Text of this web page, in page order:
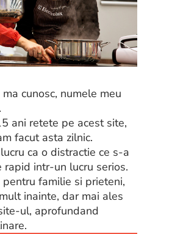
cunosc, numele meu
ani retete pe acest site,
facut asta zilnic.
ca o distractie ce s-a
intr-un lucru serios.
pentru familie si prieteni,
inainte, dar mai ales
ul, aprofundand